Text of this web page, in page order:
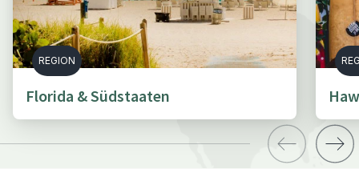
REGION
Florida & Südstaaten